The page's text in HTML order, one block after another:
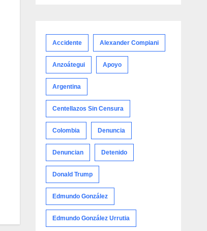
Accidente Alexander Compiani
Anzoátegui Apoyo
Argentina
Centellazos Sin Censura
Colombia Denuncia
Denuncian Detenido
Donald Trump
Edmundo González
Edmundo González Urrutia